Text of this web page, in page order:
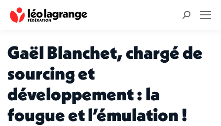
Recherche
Gaël Blanchet, chargé de
sourcing et
développement : la
fougue et l’émulation !